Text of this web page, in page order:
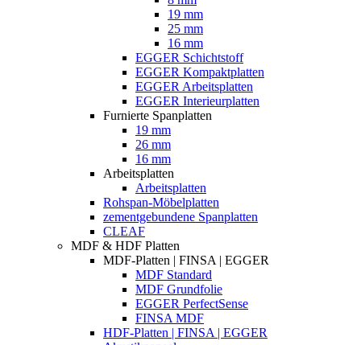
19 mm
25 mm
16 mm
EGGER Schichtstoff
EGGER Kompaktplatten
EGGER Arbeitsplatten
EGGER Interieurplatten
Furnierte Spanplatten
19 mm
26 mm
16 mm
Arbeitsplatten
Arbeitsplatten
Rohspan-Möbelplatten
zementgebundene Spanplatten
CLEAF
MDF & HDF Platten
MDF-Platten | FINSA | EGGER
MDF Standard
MDF Grundfolie
EGGER PerfectSense
FINSA MDF
HDF-Platten | FINSA | EGGER